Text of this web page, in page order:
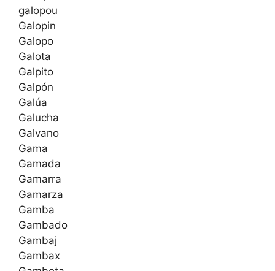
galopou
Galopin
Galopo
Galota
Galpito
Galpón
Galúa
Galucha
Galvano
Gama
Gamada
Gamarra
Gamarza
Gamba
Gambado
Gambaj
Gambax